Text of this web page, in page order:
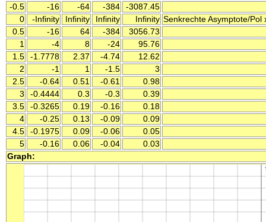
-0.5
-16 -64 -384
-3087.45
0
-Infinity Infinity Infinity Infinity Senkrechte Asymptote/
0.5
-16 64 -384
3056.73
1
-4 8 -24
95.76
1.5
-1.7778 2.37 -4.74
12.62
2
-1 1 -1.5
3
2.5
-0.64 0.51 -0.61
0.98
3
-0.4444 0.3 -0.3
0.39
3.5
-0.3265 0.19 -0.16
0.18
4
-0.25 0.13 -0.09
0.09
4.5
-0.1975 0.09 -0.06
0.05
5
-0.16 0.06 -0.04
0.03
Graph: